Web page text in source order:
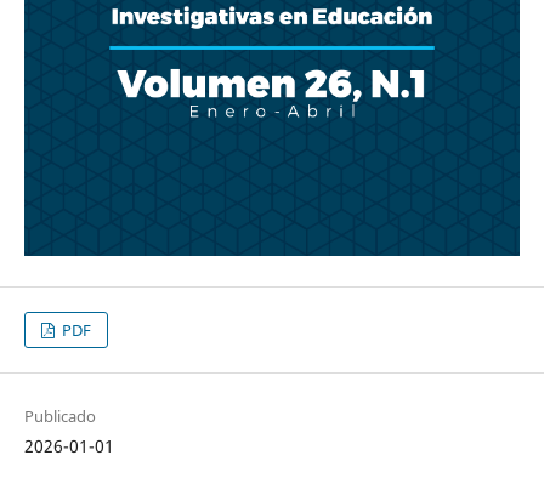
PDF
Publicado
2026-01-01